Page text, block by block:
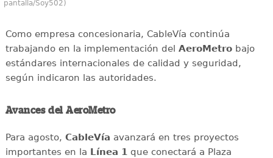
pantalla/Soy502)
Como empresa concesionaria, CableVía continúa
trabajando en la implementación del AeroMetrobajo
estándares internacionales de calidad y seguridad,
según indicaron las autoridades.
Avances del AeroMetro
Para agosto, CableVía avanzará en tres proyectos
importantes en la Línea 1que conectará a Plaza